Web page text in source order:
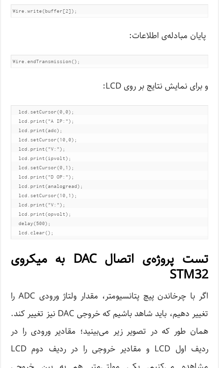
Wire.write(buffer[2]);
پایان مبادله‌ی اطلاعات:
Wire.endTransmission();
و برای نمایش نتایج بر روی LCD:
  lcd.setCursor(0,0);
  lcd.print("A IP:");
  lcd.print(adc);
  lcd.setCursor(10,0);
  lcd.print("V:");
  lcd.print(ipvolt);
  lcd.setCursor(0,1);
  lcd.print("D OP:");
  lcd.print(analogread);
  lcd.setCursor(10,1);
  lcd.print("V:");
  lcd.print(opvolt);
  delay(500);
  lcd.clear();
تست پروژه‌‌ی اتصال DAC به میکروی
STM32
اگر با چرخاندن پیچ پتانسیومتر، مقدار ولتاژ ورودی ADC را
تغییر دهیم، باید شاهد باشیم که خروجی DAC نیز تغییر کند.
همان طور که در تصویر زیر می‌بینید؛ مقادیر ورودی را در
ردیف اول LCD و مقادیر خروجی را در ردیف دوم LCD